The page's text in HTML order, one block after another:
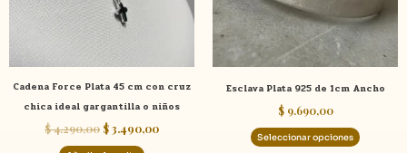
Cadena Force Plata 45 cm con cruz
chica ideal gargantilla o niños
$4.290,00 $3.490,00
Esclava Plata 925 de 1cm Ancho
$9.690,00
Seleccionar opciones
se
elegir
en
página